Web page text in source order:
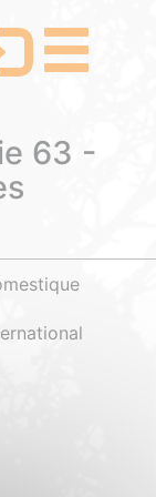
63 -